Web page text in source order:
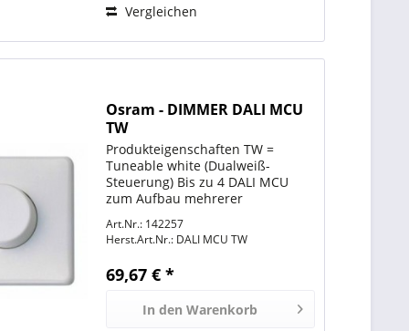
Vergleichen
Osram - DIMMER DALI MCU
TW
Produkteigenschaften TW =
Tuneable white (Dualweiß-
Steuerung) Bis zu 4 DALI MCU
zum Aufbau mehrerer
Automatische Synchronisation
zwischen den Bedienstellen
Blende und Drehknopf in
neutralweiß...
Art.Nr.: 142257
Herst.Art.Nr.: DALI MCU TW
69,67 € *
In den Warenkorb